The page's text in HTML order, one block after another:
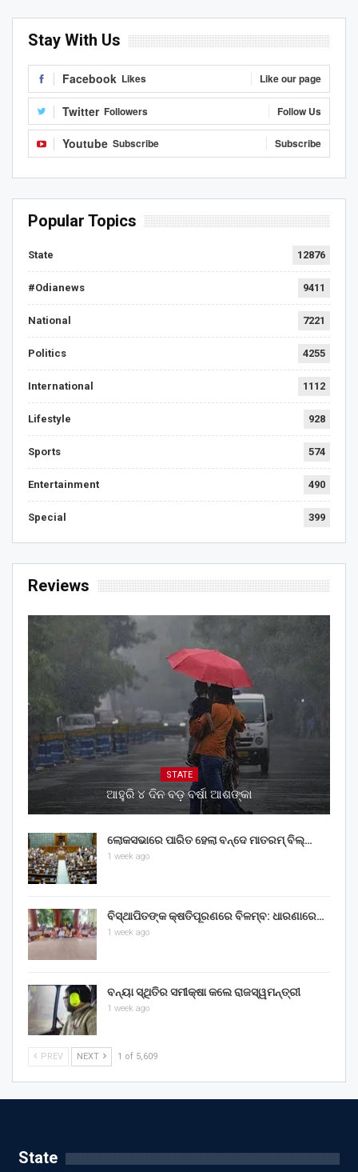
Stay With Us
Facebook Likes Like our page
Twitter Followers Follow Us
Youtube Subscribe Subscribe
Popular Topics
State 12876
#Odianews 9411
National 7221
Politics 4255
International 1112
Lifestyle 928
Sports 574
Entertainment 490
Special 399
Reviews
STATE
ଆହୁରି ୪ ଦିନ ବଡ଼ ବର୍ଷା ଆଶଙ୍କା
ଲୋକସଭାରେ ପାରିତ ହେଲା ବନ୍ଦେ ମାତରମ୍‌ ବିଲ୍‌…
1 week ago
ବିସ୍ଥାପିତଙ୍କ କ୍ଷତିପୂରଣରେ ବିଳମ୍ବ: ଧାରଣାରେ…
1 week ago
ବନ୍ୟା ସ୍ଥିତିର ସମୀକ୍ଷା କଲେ ରାଜସ୍ୱମନ୍ତ୍ରୀ
1 week ago
PREV NEXT 1 of 5,609
State